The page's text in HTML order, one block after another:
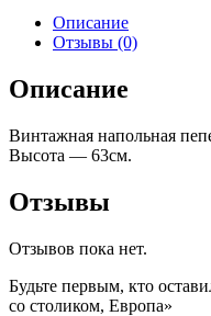
Описание
Отзывы (0)
Описание
Винтажная напольная
Высота — 63см.
Отзывы
Отзывов пока нет.
Будьте первым, кто
со столиком, Европа»